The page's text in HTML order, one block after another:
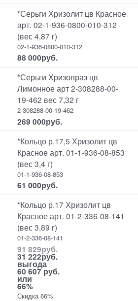
*Серьги Хризолит цв Красное
арт. 02-1-936-0800-010-312
(вес 4,87 г)
02-1-936-0800-010-312
88 000руб.
*Серьги Хризопраз цв
Лимонное арт 2-308288-00-
19-462 вес 7,32 г
2-308288-00-19-462
269 000руб.
*Кольцо р.17,5 Хризолит цв
Красное арт. 01-1-936-08-853
(вес 3,4 г)
01-1-936-08-853
61 000руб.
*Кольцо р.17 Хризолит цв
Красное арт. 01-2-336-08-141
(вес 3,89 г)
01-2-336-08-141
91 829руб.
31 222руб.
выгода
60 607 руб.
или
66%
Скидка 66%